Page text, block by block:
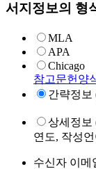
서지정보의 형
MLA
APA
Chicago
참고문헌양
간략정보
상세정보
연도, 작성
수신자 이메